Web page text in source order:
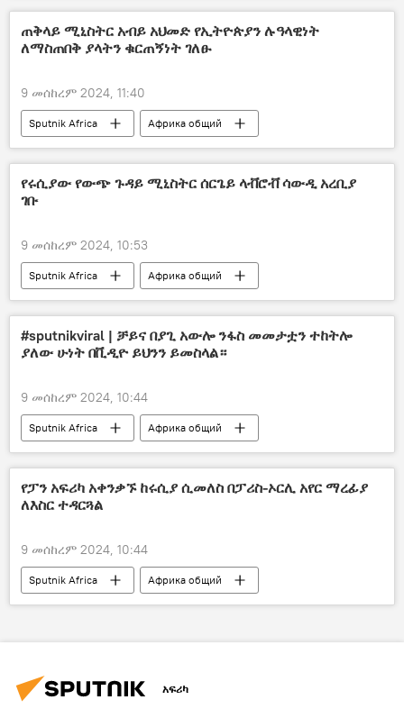
ጠቅላይ ሚኒስትር አብይ አህመድ የኢትዮጵያን ሉዓላዊነት
ለማስጠበቅ ያላትን ቁርጠኝነት ገለፁ
9 መሰከረም 2024, 11:40
Sputnik Africa Африка общий
የሩሲያው የውጭ ጉዳይ ሚኒስትር ሰርጌይ ላቭሮቭ ሳውዲ አረቢያ
ገቡ
9 መሰከረም 2024, 10:53
Sputnik Africa Африка общий
#sputnikviral | ቻይና በያጊ አውሎ ንፋስ መመታቷን ተከትሎ
ያለው ሁነት በቪዲዮ ይህንን ይመስላል።
9 መሰከረም 2024, 10:44
Sputnik Africa Африка общий
የፓን አፍሪካ አቀንቃኙ ከሩሲያ ሲመለስ በፓሪስ-ኦርሊ አየር ማረፊያ
ለእስር ተዳርጓል
9 መሰከረም 2024, 10:44
Sputnik Africa Африка общий
አፍሪካ